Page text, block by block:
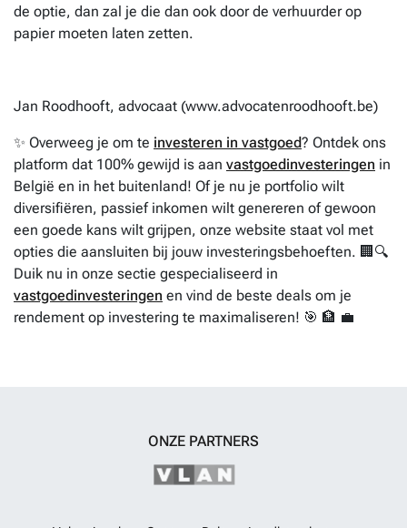
de optie, dan zal je die dan ook door de verhuurder op
papier moeten laten zetten.
Jan Roodhooft, advocaat (www.advocatenroodhooft.be)
✨ Overweeg je om te investeren in vastgoed? Ontdek ons
platform dat 100% gewijd is aan vastgoedinvesteringen in
België en in het buitenland! Of je nu je portfolio wilt
diversifiëren, passief inkomen wilt genereren of gewoon
een goede kans wilt grijpen, onze website staat vol met
opties die aansluiten bij jouw investeringsbehoeften. 🏢🔍
Duik nu in onze sectie gespecialiseerd in
vastgoedinvesteringen en vind de beste deals om je
rendement op investering te maximaliseren! 🎯 🏦 💼
ONZE PARTNERS